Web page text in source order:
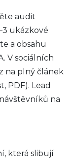
audit
ukázkové
a obsahu
V sociálních
na plný článek
PDF). Lead
na
která slibují